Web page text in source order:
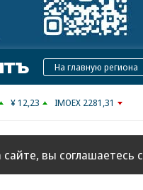
КоммерсантъНа главную региона
¥ 12,23 IMOEX 2281,31
вы соглашаетесь с